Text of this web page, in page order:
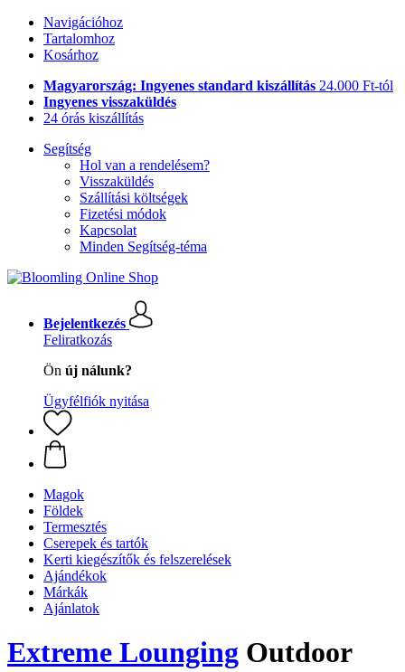
Navigációhoz
Tartalomhoz
Kosárhoz
Magyarország: Ingyenes standard kiszállítás 24.000 Ft-tól
Ingyenes visszaküldés
24 órás kiszállítás
Segítség
Hol van a rendelésem?
Visszaküldés
Szállítási költségek
Fizetési módok
Kapcsolat
Minden Segítség-téma
Bejelentkezés
Feliratkozás
Ön új nálunk?
Ügyfélfiók nyitása
Magok
Földek
Termesztés
Cserepek és tartók
Kerti kiegészítők és felszerelések
Ajándékok
Márkák
Ajánlatok
Extreme Lounging Outdoor